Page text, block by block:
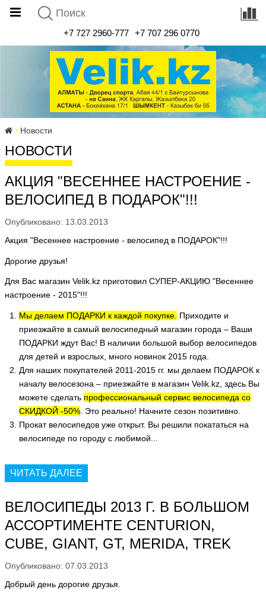
+7 727 2960-777 +7 707 296 0770
Новости
НОВОСТИ
АКЦИЯ "ВЕСЕННЕЕ НАСТРОЕНИЕ -
ВЕЛОСИПЕД В ПОДАРОК"!!!
Опубликовано: 13.03.2013
Акция "Весеннее настроение - велосипед в ПОДАРОК"!!!
Дорогие друзья!
Для Вас магазин Velik.kz приготовил СУПЕР-АКЦИЮ "Весеннее
настроение - 2015"!!!
Мы делаем ПОДАРКИ к каждой покупке. Приходите и
приезжайте в самый велосипедный магазин города – Ваши
ПОДАРКИ ждут Вас! В наличии большой выбор велосипедов
для детей и взрослых, много новинок 2015 года.
Для наших покупателей 2011-2015 гг. мы делаем ПОДАРОК к
началу велосезона – приезжайте в магазин Velik.kz, здесь Вы
можете сделать профессиональный сервис велосипеда со
СКИДКОЙ -50% . Это реально! Начните сезон позитивно.
Прокат велосипедов уже открыт. Вы решили покататься на
велосипеде по городу с любимой...
ЧИТАТЬ ДАЛЕЕ
ВЕЛОСИПЕДЫ 2013 Г. В БОЛЬШОМ
АССОРТИМЕНТЕ CENTURION,
CUBE, GIANT, GT, MERIDA, TREK
Опубликовано: 07.03.2013
Добрый день дорогие друзья.